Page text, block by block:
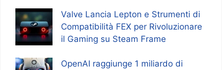
Valve Lancia Lepton e Strumenti di
Compatibilità FEX per Rivoluzionare
il Gaming su Steam Frame
OpenAI raggiunge 1 miliardo di